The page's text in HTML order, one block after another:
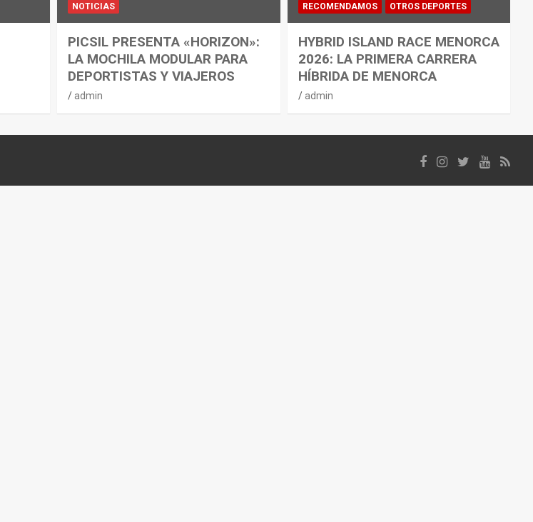
NOTICIAS
PICSIL PRESENTA «HORIZON»:
LA MOCHILA MODULAR PARA
DEPORTISTAS Y VIAJEROS
admin
RECOMENDAMOS OTROS DEPORTES
HYBRID ISLAND RACE MENORCA
2026: LA PRIMERA CARRERA
HÍBRIDA DE MENORCA
admin